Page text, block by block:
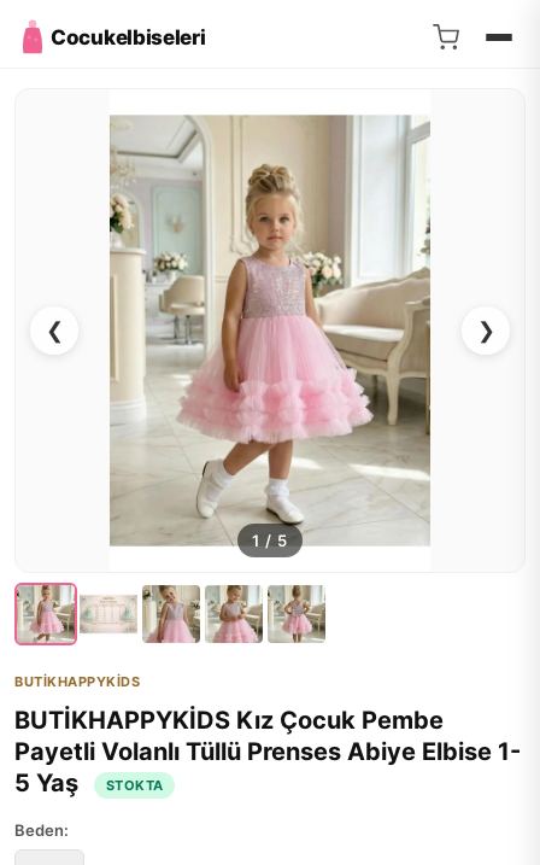
Cocukelbiseleri
❮ ❯
1 / 5
BUTİKHAPPYKİDS
BUTİKHAPPYKİDS Kız Çocuk Pembe
Payetli Volanlı Tüllü Prenses Abiye Elbise 1-
5 Yaş
STOKTA
Beden: